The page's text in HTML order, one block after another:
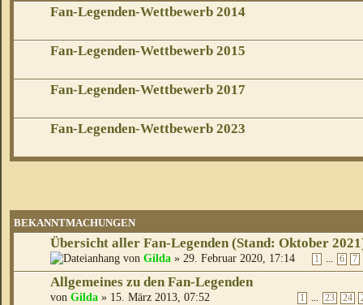
Fan-Legenden-Wettbewerb 2014
Fan-Legenden-Wettbewerb 2015
Fan-Legenden-Wettbewerb 2017
Fan-Legenden-Wettbewerb 2023
BEKANNTMACHUNGEN
Übersicht aller Fan-Legenden (Stand: Oktober
1 ... 6 7
von Gilda » 29. Februar 2020, 17:14
Allgemeines zu den Fan-Legenden
1 ... 23 24
von Gilda » 15. März 2013, 07:52